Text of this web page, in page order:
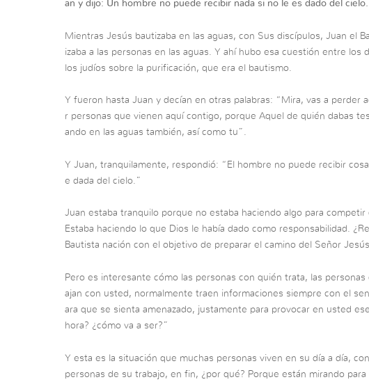
an y dijo: Un hombre no puede recibir nada si no le es dado del
Mientras Jesús bautizaba en las aguas, con Sus discípulos, Juan el
izaba a las personas en las aguas. Y ahí hubo esa cuestión entre los
los judíos sobre la purificación, que era el bautismo.
Y fueron hasta Juan y decían en otras palabras: “Mira, vas a perder
r personas que vienen aquí contigo, porque Aquel de quién dabas
ando en las aguas también, así como tu”.
Y Juan, tranquilamente, respondió: “El hombre no puede recibir
e dada del cielo.”
Juan estaba tranquilo porque no estaba haciendo algo para competir
Estaba haciendo lo que Dios le había dado como responsabilidad.
Bautista nación con el objetivo de preparar el camino del Señor
Pero es interesante cómo las personas con quién trata, las
ajan con usted, normalmente traen informaciones siempre con el
ara que se sienta amenazado, justamente para provocar en usted
hora? ¿cómo va a ser?”
Y esta es la situación que muchas personas viven en su día a día,
personas de su trabajo, en fin, ¿por qué? Porque están mirando para